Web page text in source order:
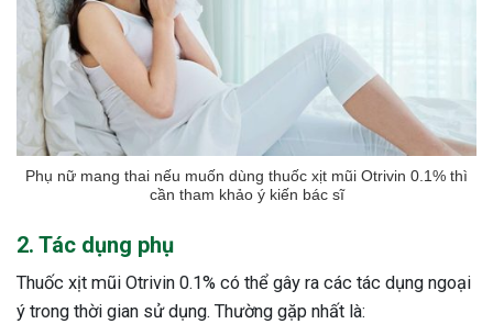
Phụ nữ mang thai nếu muốn dùng thuốc xịt mũi Otrivin 0.1% thì
cần tham khảo ý kiến bác sĩ
2. Tác dụng phụ
Thuốc xịt mũi Otrivin 0.1% có thể gây ra các tác dụng ngoại
ý trong thời gian sử dụng. Thường gặp nhất là: